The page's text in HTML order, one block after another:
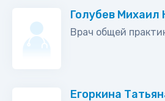
Голубев Михаил
Врач общей
Егоркина